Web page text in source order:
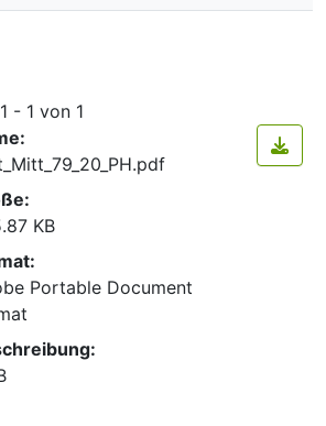
1 - 1 von 1
KB
Portable Document